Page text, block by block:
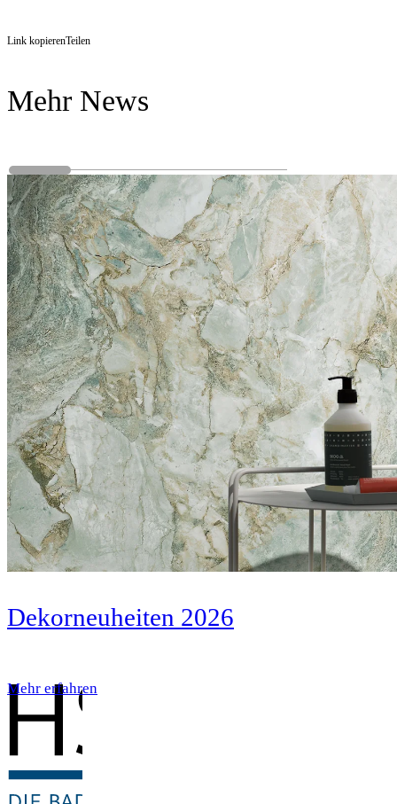
Link kopierenTeilen
Mehr News
Dekorneuheiten 2026
Mehr erfahren